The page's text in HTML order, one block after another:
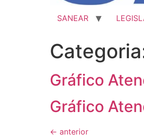
SANEAR
Gráfico
Gráfico
← anterior